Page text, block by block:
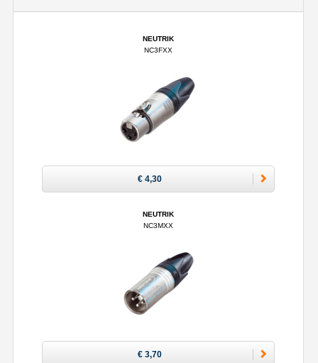
NEUTRIK
NC3FXX
€ 4,30
NEUTRIK
NC3MXX
€ 3,70